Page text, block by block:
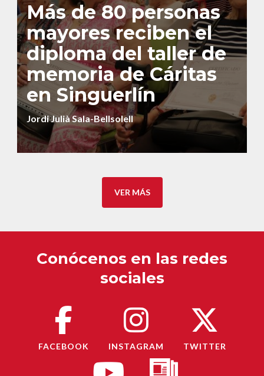
Más de 80 personas
mayores reciben el
diploma del taller de
memoria de Cáritas
en Singuerlín
Jordi Julià Sala-Bellsolell
VER MÁS
Conócenos en las redes
sociales
FACEBOOK INSTAGRAM TWITTER